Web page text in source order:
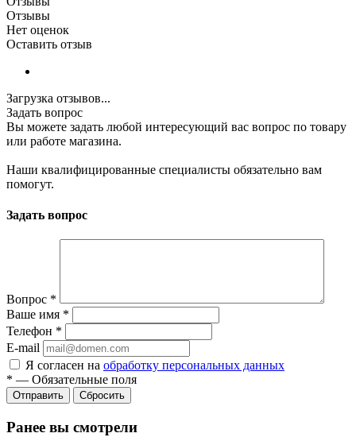
Отзывы
Нет оценок
Оставить отзыв
Загрузка отзывов...
Задать вопрос
Вы можете задать любой интересующий вас вопрос по товару
или работе магазина.
Наши квалифицированные специалисты обязательно вам
помогут.
Задать вопрос
Вопрос *
Ваше имя *
Телефон *
E-mail
Я согласен на обработку персональных данных
* — Обязательные поля
Отправить Сбросить
Ранее вы смотрели